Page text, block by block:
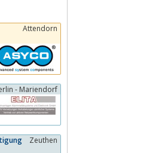
Attendorn
- Mariendorf
Zeuthen